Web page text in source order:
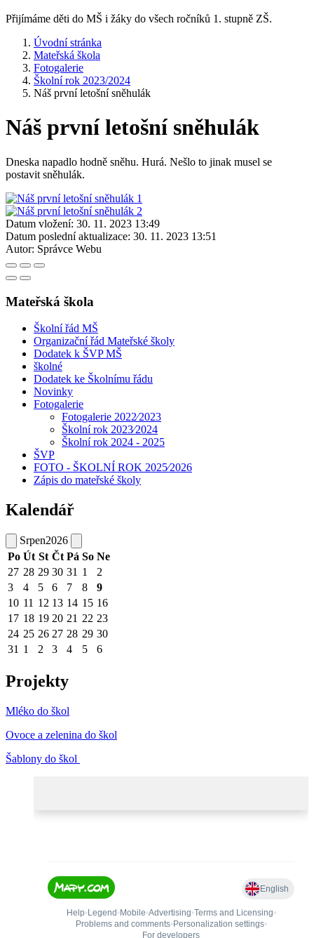
Přijímáme děti do MŠ i žáky do všech ročníků 1. stupně ZŠ.
Úvodní stránka
Mateřská škola
Fotogalerie
Školní rok 2023/2024
Náš první letošní sněhulák
Náš první letošní sněhulák
Dneska napadlo hodně sněhu. Hurá. Nešlo to jinak musel se
postavit sněhulák.
Datum vložení: 30. 11. 2023 13:49
Datum poslední aktualizace: 30. 11. 2023 13:51
Autor: Správce Webu
Mateřská škola
Školní řád MŠ
Organizační řád Mateřské školy
Dodatek k ŠVP MŠ
školné
Dodatek ke Školnímu řádu
Novinky
Fotogalerie
Fotogalerie 2022⁄2023
Školní rok 2023⁄2024
Školní rok 2024 - 2025
ŠVP
FOTO - ŠKOLNÍ ROK 2025⁄2026
Zápis do mateřské školy
Kalendář
Srpen2026
Po Út St Čt Pá So Ne
27 28 29 30 31 1
2
3
4 5 6 7 8
9
10 11 12 13 14 15 16
17 18 19 20 21 22 23
24 25 26 27 28 29 30
31 1 2 3 4 5 6
Projekty
Mléko do škol
Ovoce a zelenina do škol
Šablony do škol